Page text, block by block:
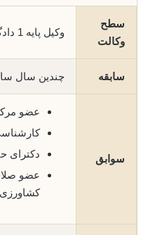
سطح
وکالت
وکیل پایه 1 دادگستری
سابقه چندین سال
سوابق
عضو
عضو
کشاورزی